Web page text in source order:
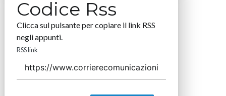
Codice Rss
Clicca sul pulsante per copiare il link RSS
negli appunti.
RSS link